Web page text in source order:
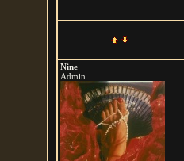
Nine
Admin